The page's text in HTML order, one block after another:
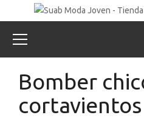
Bomber